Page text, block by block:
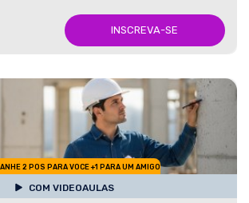
INSCREVA-SE
2 POS PARA VOCE +1 PARA UM AMIGO
COM VIDEOAULAS